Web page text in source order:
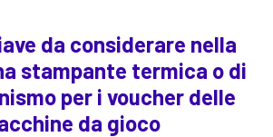
da considerare nella
stampante termica o di
per i voucher delle
da gioco